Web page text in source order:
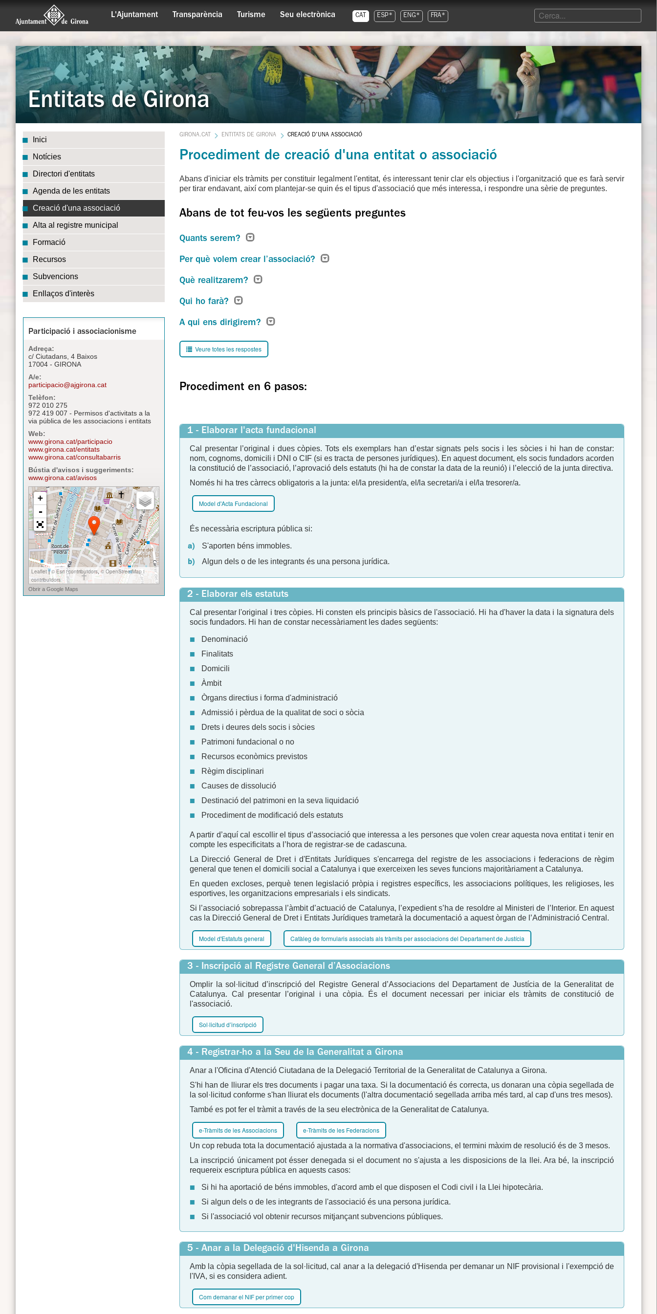
L'Ajuntament Transparència Turisme Seu electrònica CAT ESP* ENG* FRA*
Entitats de Girona
Inici
Notícies
Directori d'entitats
Agenda de les entitats
Creació d'una associació
Alta al registre municipal
Formació
Recursos
Subvencions
Enllaços d'interès
Participació i associacionisme
Adreça:
c/ Ciutadans, 4 Baixos
17004 - GIRONA
A/e:
participacio@ajgirona.cat
Telèfon:
972 010 275
972 419 007 - Permisos d'activitats a la
via pública de les associacions i entitats
Web:
www.girona.cat/participacio
www.girona.cat/entitats
www.girona.cat/consultabarris
Bústia d'avisos i suggeriments:
www.girona.cat/avisos
GIRONA.CAT ENTITATS DE GIRONA CREACIÓ D'UNA ASSOCIACIÓ
Procediment de creació d'una entitat o associació
Abans d'iniciar els tràmits per constituir legalment l'entitat, és interessant tenir clar els objectius i l'organització que es farà servir
per tirar endavant, així com plantejar-se quin és el tipus d'associació que més interessa, i respondre una sèrie de preguntes.
Abans de tot feu-vos les següents preguntes
Quants serem?
Per què volem crear l’associació?
Què realitzarem?
Qui ho farà?
A qui ens dirigirem?
Veure totes les respostes
Procediment en 6 pasos:
1 - Elaborar l'acta fundacional
Cal presentar l’original i dues còpies. Tots els exemplars han d’estar signats pels socis i les sòcies i hi han de constar:
nom, cognoms, domicili i DNI o CIF (si es tracta de persones jurídiques). En aquest document, els socis fundadors acorden
la constitució de l’associació, l’aprovació dels estatuts (hi ha de constar la data de la reunió) i l’elecció de la junta directiva.
Només hi ha tres càrrecs obligatoris a la junta: el/la president/a, el/la secretari/a i el/la tresorer/a.
Model d'Acta Fundacional
És necessària escriptura pública si:
S'aporten béns immobles.
Algun dels o de les integrants és una persona jurídica.
2 - Elaborar els estatuts
Cal presentar l'original i tres còpies. Hi consten els principis bàsics de l'associació. Hi ha d'haver la data i la signatura dels
socis fundadors. Hi han de constar necessàriament les dades següents:
Denominació
Finalitats
Domicili
Àmbit
Òrgans directius i forma d'administració
Admissió i pèrdua de la qualitat de soci o sòcia
Drets i deures dels socis i sòcies
Patrimoni fundacional o no
Recursos econòmics previstos
Règim disciplinari
Causes de dissolució
Destinació del patrimoni en la seva liquidació
Procediment de modificació dels estatuts
A partir d’aquí cal escollir el tipus d’associació que interessa a les persones que volen crear aquesta nova entitat i tenir en
compte les especificitats a l’hora de registrar-se de cadascuna.
La Direcció General de Dret i d'Entitats Jurídiques s'encarrega del registre de les associacions i federacions de règim
general que tenen el domicili social a Catalunya i que exerceixen les seves funcions majoritàriament a Catalunya.
En queden excloses, perquè tenen legislació pròpia i registres específics, les associacions polítiques, les religioses, les
esportives, les organitzacions empresarials i els sindicats.
Si l’associació sobrepassa l’àmbit d’actuació de Catalunya, l’expedient s’ha de resoldre al Ministeri de l’Interior. En aquest
cas la Direcció General de Dret i Entitats Jurídiques trametarà la documentació a aquest òrgan de l’Administració Central.
Model d'Estatuts general Catàleg de formularis associats als tràmits per associacions del Departament de Justícia
3 - Inscripció al Registre General d’Associacions
Omplir la sol·licitud d’inscripció del Registre General d’Associacions del Departament de Justícia de la Generalitat de
Catalunya. Cal presentar l’original i una còpia. És el document necessari per iniciar els tràmits de constitució de
l'associació.
Sol·licitud d’inscripció
4 - Registrar-ho a la Seu de la Generalitat a Girona
Anar a l'Oficina d'Atenció Ciutadana de la Delegació Territorial de la Generalitat de Catalunya a Girona.
S'hi han de lliurar els tres documents i pagar una taxa. Si la documentació és correcta, us donaran una còpia segellada de
la sol·licitud conforme s'han lliurat els documents (l'altra documentació segellada arriba més tard, al cap d'uns tres mesos).
També es pot fer el tràmit a través de la seu electrònica de la Generalitat de Catalunya.
e-Tràmits de les Associacions
e-Tràmits de les Federacions
Un cop rebuda tota la documentació ajustada a la normativa d'associacions, el termini màxim de resolució és de 3 mesos.
La inscripció únicament pot ésser denegada si el document no s'ajusta a les disposicions de la llei. Ara bé, la inscripció
requereix escriptura pública en aquests casos:
Si hi ha aportació de béns immobles, d'acord amb el que disposen el Codi civil i la Llei hipotecària.
Si algun dels o de les integrants de l'associació és una persona jurídica.
Si l'associació vol obtenir recursos mitjançant subvencions públiques.
5 - Anar a la Delegació d'Hisenda a Girona
Amb la còpia segellada de la sol·licitud, cal anar a la delegació d'Hisenda per demanar un NIF provisional i l'exempció de
l'IVA, si es considera adient.
Com demanar el NIF per primer cop